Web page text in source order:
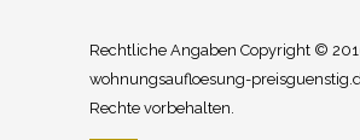
Rechtliche Angaben Copyright ©
wohnungsaufloesung-
Rechte vorbehalten.